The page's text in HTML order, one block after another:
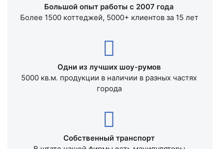
Большой опыт работы с 2007 года
Более 1500 коттеджей, 5000+ клиентов за 15 лет
Одни из лучших шоу-румов
5000 кв.м. продукции в наличии в разных частях
города
Собственный транспорт